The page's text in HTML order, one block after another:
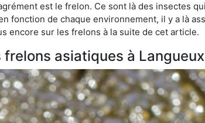
est le frelon. Ce sont là des insectes
fonction de chaque environnement, il y a là
encore sur les frelons à la suite de cet article.
asiatiques à Langueux